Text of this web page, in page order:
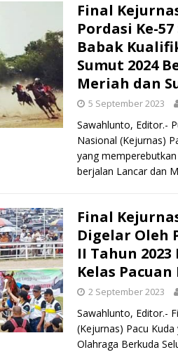
Final
Pordasi Ke-
Babak
Sumut 2024
Meriah dan
5 September 2023
Sawahlunto, Editor.-
Nasional (Kejurnas)
yang
berjalan Lancar dan
Final
Digelar Oleh
II Tahun
Kelas Pacuan
2 September 2023
Sawahlunto, Editor.-
(Kejurnas) Pacu
Olahraga Berkuda